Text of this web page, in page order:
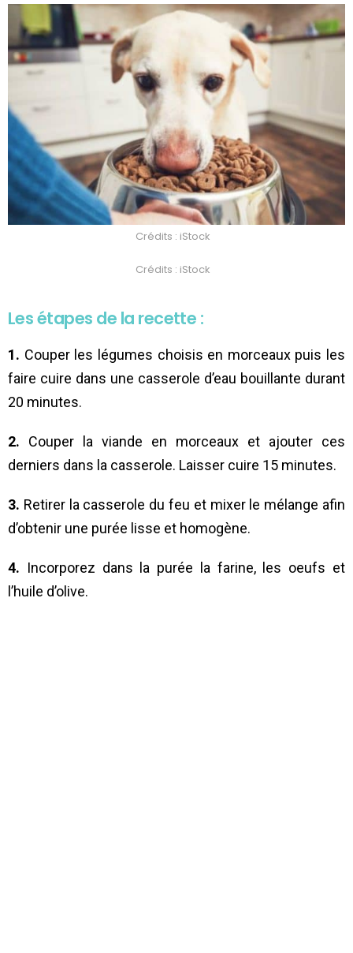
Crédits : iStock
Crédits : iStock
Les étapes de la recette :
1. Couper les légumes choisis en morceaux puis les
faire cuire dans une casserole d’eau bouillante durant
20 minutes.
2. Couper la viande en morceaux et ajouter ces
derniers dans la casserole. Laisser cuire 15 minutes.
3. Retirer la casserole du feu et mixer le mélange afin
d’obtenir une purée lisse et homogène.
4. Incorporez dans la purée la farine, les oeufs et
l’huile d’olive.